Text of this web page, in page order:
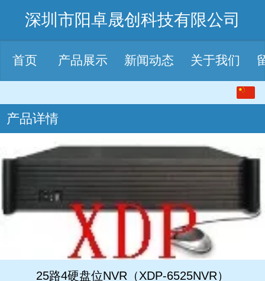
深圳市阳卓晟创科技有限公司
首页 产品展示 新闻动态 关于我们
产品详情
25路4硬盘位NVR（XDP-6525NVR）